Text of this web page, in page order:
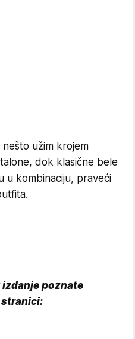
užim krojem
dok klasične bele
u kombinaciju, praveći
poznate
stranici: